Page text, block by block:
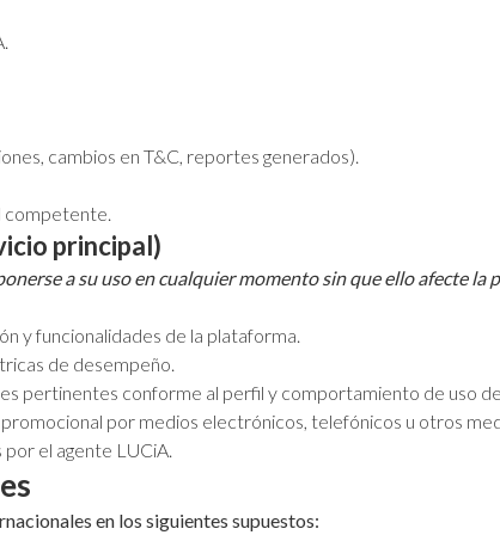
cambios en T&C, reportes generados).
competente.
principal)
a su uso en cualquier momento sin que ello afecte la
y funcionalidades de la plataforma.
de desempeño.
pertinentes conforme al perfil y comportamiento de uso
por medios electrónicos, telefónicos u otros
el agente LUCiA.
en los siguientes supuestos: